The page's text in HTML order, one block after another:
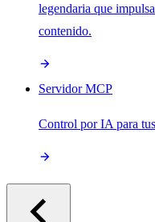
legendaria que
contenido.
Servidor MCP
Control por IA para